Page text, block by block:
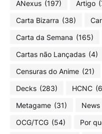
ANexus (197) Artigo
Carta Bizarra (38)
Carta da Semana (165)
Cartas não Lançadas (4)
Censuras do Anime (21)
Decks (283) HCNC
Metagame (31) News
OCG/TCG (54) Por